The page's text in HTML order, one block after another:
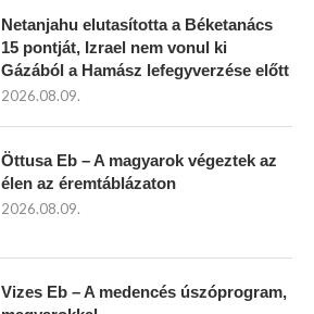
Netanjahu elutasította a Béketanács
15 pontját, Izrael nem vonul ki
Gázából a Hamász lefegyverzése előtt
2026.08.09.
Öttusa Eb – A magyarok végeztek az
élen az éremtáblázaton
2026.08.09.
Vizes Eb – A medencés úszóprogram,